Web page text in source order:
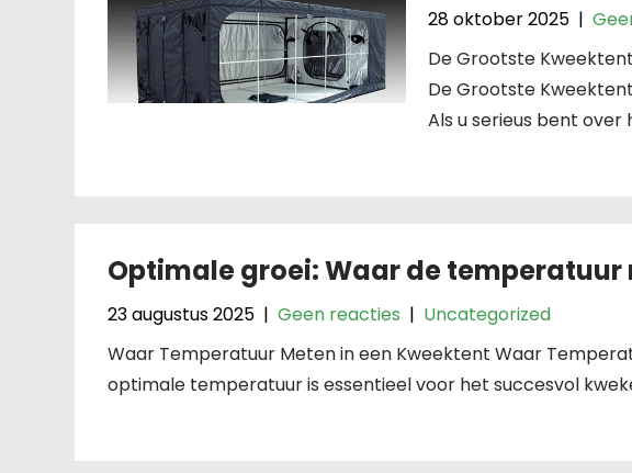
28 oktober 2025 |
De Grootste
De Grootste
Als u serieus bent over
Optimale groei: Waar de
23 augustus 2025 | Geen reacties | Uncategorized
Waar Temperatuur Meten in een Kweektent Waar
optimale temperatuur is essentieel voor het succesvol